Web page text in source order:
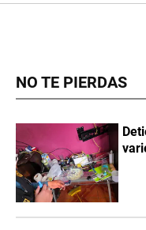
NO TE PIERDAS